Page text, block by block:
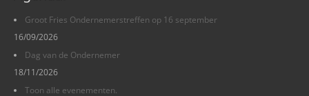
Groot Fries Ondernemerstreffen op 16 september
16/09/2026
Dag van de Ondernemer
18/11/2026
Toon alle evenementen.